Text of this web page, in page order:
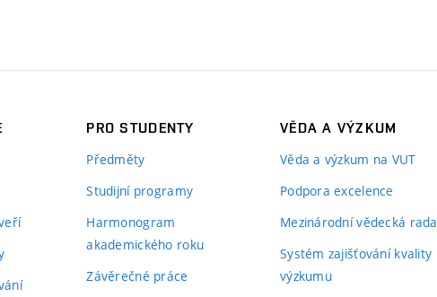
PRO STUDENTY
Předměty
Studijní programy
Harmonogram
akademického roku
Závěrečné práce
VĚDA A VÝZKUM
Věda a výzkum na VUT
Podpora excelence
Mezinárodní vědecká rada
Systém zajišťování kvality
výzkumu